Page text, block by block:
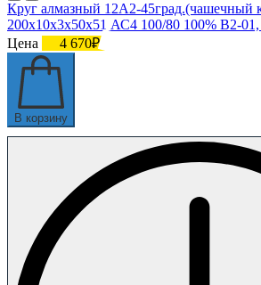
Круг алмазный 12А2-45град.(чашечный
200х10х3х50х51 АС4 100/80 100% В2-01,
Цена
4 670₽
В корзину